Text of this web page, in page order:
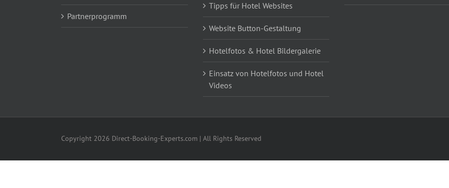
Partnerprogramm
Tipps für Hotel Websites
Website Button-Gestaltung
Hotelfotos & Hotel Bildergalerie
Einsatz von Hotelfotos und Hotel
Videos
Copyright 2026 Direct-Booking-Experts.com | All Rights Reserved